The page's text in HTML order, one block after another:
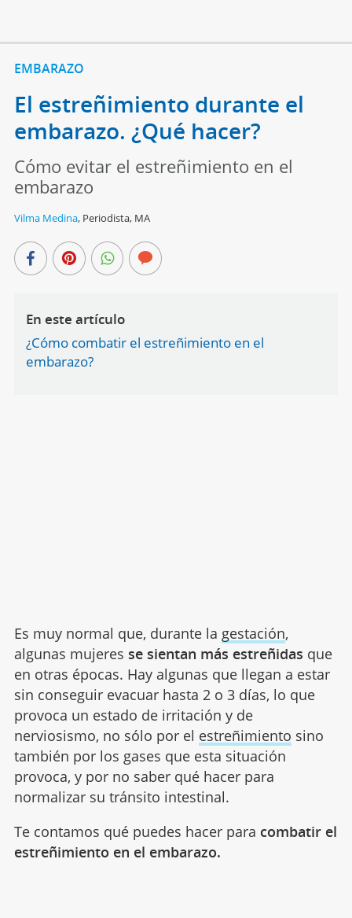
EMBARAZO
El estreñimiento durante el
embarazo. ¿Qué hacer?
Cómo evitar el estreñimiento en el
embarazo
Vilma Medina, Periodista, MA
En este artículo
¿Cómo combatir el estreñimiento en el
embarazo?
Es muy normal que, durante la gestación,
algunas mujeres se sientan más estreñidas que
en otras épocas. Hay algunas que llegan a estar
sin conseguir evacuar hasta 2 o 3 días, lo que
provoca un estado de irritación y de
nerviosismo, no sólo por el estreñimiento sino
también por los gases que esta situación
provoca, y por no saber qué hacer para
normalizar su tránsito intestinal.
Te contamos qué puedes hacer para combatir el
estreñimiento en el embarazo.